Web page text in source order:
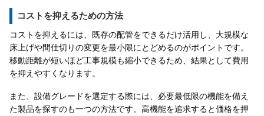
コストを抑えるための方法
コストを抑えるには、既存の配管をできるだけ活用し、大規模な
床上げや間仕切りの変更を最小限にとどめるのがポイントです。
移動距離が短いほど工事規模も縮小できるため、結果として費用
を抑えやすくなります。
また、設備グレードを選定する際には、必要最低限の機能を備え
た製品を探すのも一つの方法です。高機能を追求すると価格を押